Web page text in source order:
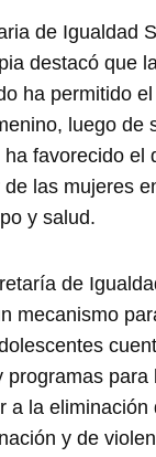
de Igualdad
destacó que
ha permitido
luego de
favorecido el
las mujeres
y salud.
de
mecanismo
programas para
a la eliminación
y de